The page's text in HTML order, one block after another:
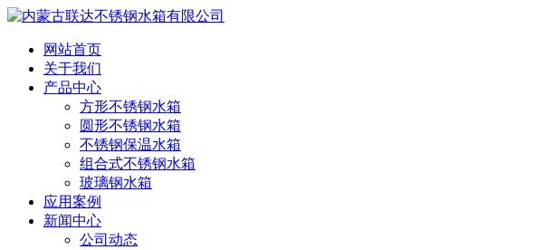
网站首页
关于我们
产品中心
方形不锈钢水箱
圆形不锈钢水箱
不锈钢保温水箱
组合式不锈钢水箱
玻璃钢水箱
应用案例
新闻中心
公司动态